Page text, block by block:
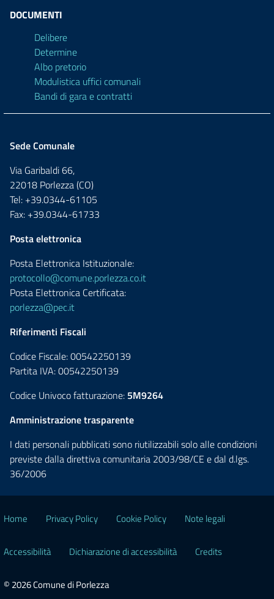
DOCUMENTI
Delibere
Determine
Albo pretorio
Modulistica uffici comunali
Bandi di gara e contratti
Sede Comunale
Via Garibaldi 66,
22018 Porlezza (CO)
Tel: +39.0344-61105
Fax: +39.0344-61733
Posta elettronica
Posta Elettronica Istituzionale:
protocollo@comune.porlezza.co.it
Posta Elettronica Certificata:
porlezza@pec.it
Riferimenti Fiscali
Codice Fiscale: 00542250139
Partita IVA: 00542250139
Codice Univoco fatturazione: 5M9264
Amministrazione trasparente
I dati personali pubblicati sono riutilizzabili solo alle condizioni
previste dalla direttiva comunitaria 2003/98/CE e dal d.lgs.
36/2006
Home Privacy Policy Cookie Policy Note legali
Accessibilità Dichiarazione di accessibilità Credits
© 2026 Comune di Porlezza